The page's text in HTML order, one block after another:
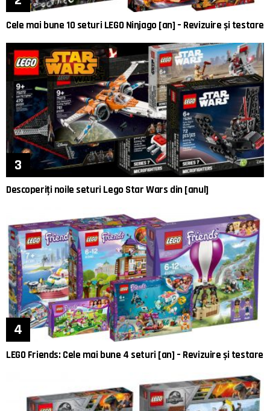
Cele mai bune 10 seturi LEGO Ninjago [an] – Revizuire și testare
Descoperiți noile seturi Lego Star Wars din [anul]
LEGO Friends: Cele mai bune 4 seturi [an] – Revizuire și testare